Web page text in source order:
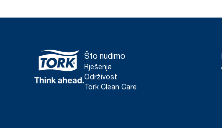
Što nudimo
Rješenja
Održivost
Tork Clean Care